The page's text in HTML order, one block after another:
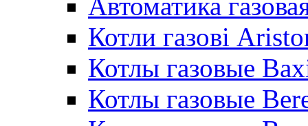
Котли газові
Котлы газовые
Котлы газовые